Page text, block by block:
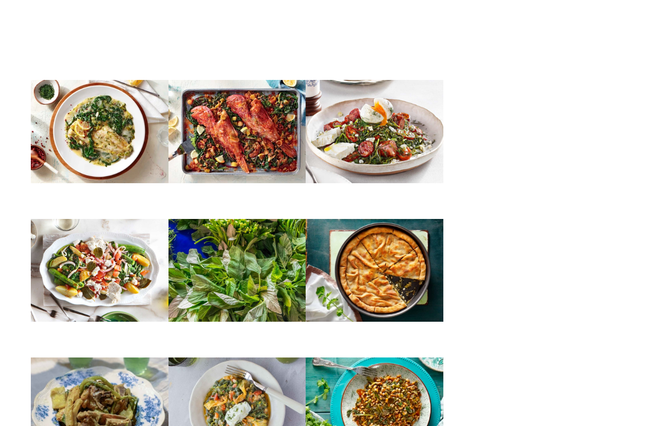
Ψάρι φρικασέ
ΨΑΡΙΑ
Σκορπίνα στον φούρνο με
χόρτα και ντομάτα
ΨΑΡΙΑ
Αλμύρα με αυγό φέτα και
λουκάνικο
ΛΑΧΑΝΙΚΑ
Βλήτα σαλάτα με
κολοκυθάκια και πατάτες
ΛΑΧΑΝΙΚΑ
Βλήτα: Καθάρισμα –
Βράσιμο – Θερμίδες
ΤΑ ΜΥΣΤΙΚΑ ΤΗΣ ΑΡΓΥΡΩΣ
Μανιάτικη λαχανόπιτα με
τυρί
ΠΙΤΕΣ
Ασκόλυμπροι αυγολέμονο με
κρέας
ΚΡΕΑΣ
Βλήτα με αλμύρα
ΑΛΜΥΡΑ
Φασόλια μαυρομάτικα με
τσιγαρολάχανα
ΑΛΜΥΡΑ